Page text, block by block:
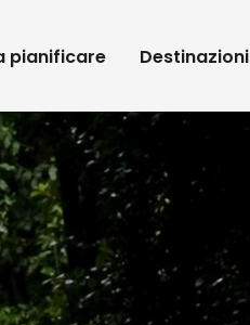
pianificare Destinazioni